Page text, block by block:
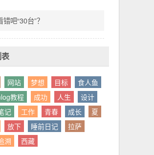
，你只需要成为你想成为的自
是资源、是运气，但真正的差
么。而我们，花了太多时间活成
。这句话不是安慰，是提醒：
需要复刻任何人的轨迹。
吧“30台”？
网站 梦想 目标
食人鱼
教程 成功 人生
设计
记 工作